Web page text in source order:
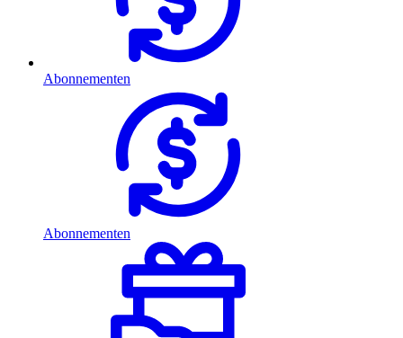
Abonnementen
Abonnementen